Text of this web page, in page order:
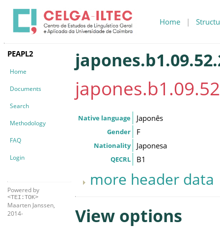
Home |
PEAPL2
Home
Documents
Search
Methodology
FAQ
Login
Powered by
<TEI:TOK>
Maarten Janssen,
2014-
Native language Japonês
Gender F
Nationality Japonesa
QECRL B1
more header data
View options